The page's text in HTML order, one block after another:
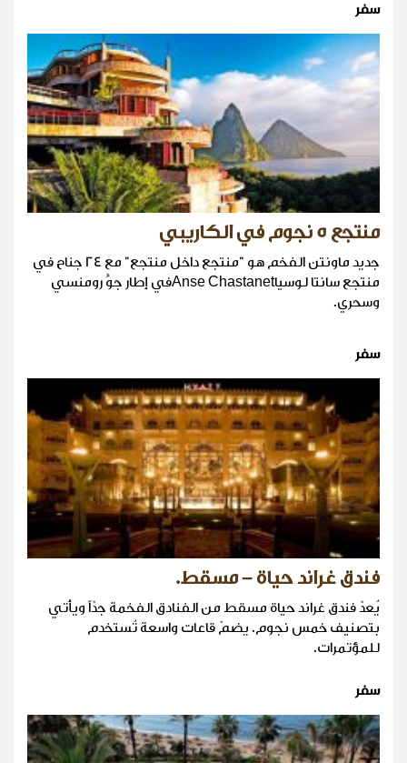
سفر
منتجع 5 نجوم في الكاريبي
جديد ماونتن الفخم هو "منتجع داخل منتجع" مع 24 جناح في
منتجع سانتا لوسياAnse Chastanetفي إطار جوٍّ رومنسي
وسحري.
سفر
فندق غراند حياة – مسقط.
يُعدّ فندق غراند حياة مسقط من الفنادق الفخمة جدّاً ويأتي
بتصنيف خمس نجوم. يضمّ قاعات واسعة تُستخدم
للمؤتمرات.
سفر